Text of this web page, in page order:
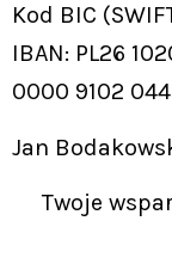
Kod BIC
IBAN: PL26
0000 9102
Jan
Twoje